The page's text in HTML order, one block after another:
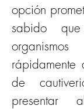
opción
sabido
rápidamente
de
presentar